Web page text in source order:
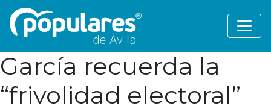
García recuerda la
“frivolidad electoral”